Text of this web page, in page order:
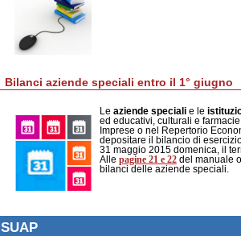
Bilanci aziende speciali entro il 1° giugno
Le aziende specialie le
ed educativi, culturali e
Imprese o nel Repertorio
depositare il bilancio di
31 maggio2015 domenica, il
Alle pagine 21 e 22del manuale
bilanci delle aziende speciali.
SUAP